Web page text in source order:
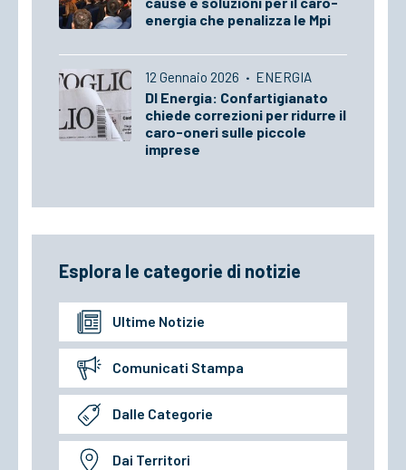
energia che penalizza le Mpi
12 Gennaio 2026 · ENERGIA
Dl Energia: Confartigianato
chiede correzioni per ridurre il
caro-oneri sulle piccole
imprese
Esplora le categorie di notizie
Ultime Notizie
Comunicati Stampa
Dalle Categorie
Dai Territori